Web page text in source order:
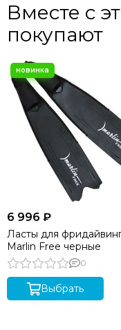
Вместе с
покупают
6 996 ₽
Ласты для
Marlin Free черные
0
Выбрать